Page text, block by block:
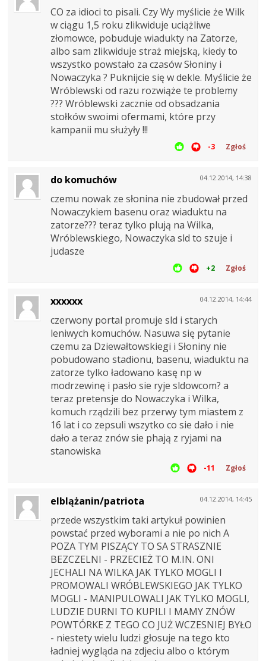
CO za idioci to pisali. Czy Wy myślicie że Wilk
w ciągu 1,5 roku zlikwiduje uciążliwe
złomowce, pobuduje wiadukty na Zatorze,
albo sam zlikwiduje straż miejską, kiedy to
wszystko powstało za czasów Słoniny i
Nowaczyka ? Puknijcie się w dekle. Myślicie że
Wróblewski od razu rozwiąże te problemy
??? Wróblewski zacznie od obsadzania
stołków swoimi ofermami, które przy
kampanii mu służyły !!!
-3 Zgłoś
04.12.2014, 14:38
do komuchów
czemu nowak ze słonina nie zbudował przed
Nowaczykiem basenu oraz wiaduktu na
zatorze??? teraz tylko plują na Wilka,
Wróblewskiego, Nowaczyka sld to szuje i
judasze
+2 Zgłoś
04.12.2014, 14:44
xxxxxx
czerwony portal promuje sld i starych
leniwych komuchów. Nasuwa się pytanie
czemu za Dziewałtowskiegi i Słoniny nie
pobudowano stadionu, basenu, wiaduktu na
zatorze tylko ładowano kasę np w
modrzewinę i pasło sie ryje sldowcom? a
teraz pretensje do Nowaczyka i Wilka,
komuch rządzili bez przerwy tym miastem z
16 lat i co zepsuli wszytko co sie dało i nie
dało a teraz znów sie phają z ryjami na
stanowiska
-11 Zgłoś
04.12.2014, 14:45
elblążanin/patriota
przede wszystkim taki artykuł powinien
powstać przed wyborami a nie po nich A
POZA TYM PISZĄCY TO SA STRASZNIE
BEZCZELNI - PRZECIEŻ TO M.IN. ONI
JECHALI NA WILKA JAK TYLKO MOGLI I
PROMOWALI WRÓBLEWSKIEGO JAK TYLKO
MOGLI - MANIPULOWALI JAK TYLKO MOGLI,
LUDZIE DURNI TO KUPILI I MAMY ZNÓW
POWTÓRKE Z TEGO CO JUŻ WCZESNIEJ BYŁO
- niestety wielu ludzi głosuje na tego kto
ładniej wygląda na zdjeciu albo o którym